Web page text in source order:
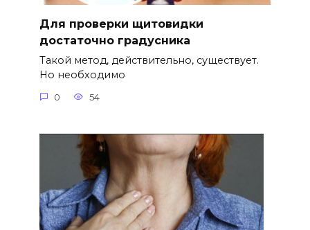
Для проверки щитовидки
достаточно градусника
Такой метод, действительно, существует.
Но необходимо
0 54